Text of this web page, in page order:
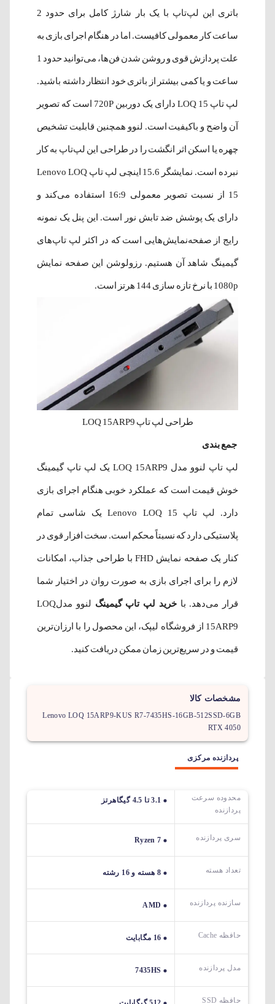
باتری این لپ‌تاپ با یک بار شارژ کامل برای حدود 2
ساعت کار معمولی کافیست. اما در هنگام اجرای بازی به
علت پردازش قوی و روشن شدن فن‌ها، می‌توانید حدود 1
ساعت و یا کمی بیشتر از باتری خود انتظار داشته باشید.
لپ تاپ LOQ 15 دارای یک دوربین 720P است که تصویر
آن واضح و باکیفیت است. لنوو همچنین قابلیت تشخیص
چهره یا اسکن اثر انگشت را در طراحی این لپ‌تاپ به کار
نبرده است. نمایشگر 15.6 اینچی لپ تاپ Lenovo LOQ
15 از نسبت تصویر معمولی 16:9 استفاده می‌کند و
دارای یک پوشش ضد تابش نور است. این پنل یک نمونه‌
رایج از صفحه‌نمایش‌هایی است که در اکثر لپ تاپ‌های
گیمینگ شاهد آن هستیم. رزولوشن این صفحه نمایش
1080p با نرخ تازه سازی 144 هرتز است.
طراحی لپ تاپ LOQ 15ARP9
جمع بندی
لپ تاپ لنوو مدل LOQ 15ARP9 یک لپ تاپ گیمینگ
خوش قیمت است که عملکرد خوبی هنگام اجرای بازی
دارد. لپ تاپ Lenovo LOQ 15 یک شاسی تمام
پلاستیکی دارد که نسبتاً محکم است. سخت افزار قوی در
کنار یک صفحه نمایش FHD با طراحی جذاب، امکانات
لازم را برای اجرای بازی به صورت روان در اختیار شما
قرار می‌دهد. باخرید لپ تاپ گیمینگ لنوو مدلLOQ
15ARP9 از فروشگاه لیپک، این محصول را با ارزان‌ترین
قیمت و در سریع‌ترین زمان ممکن دریافت کنید.
مشخصات کالا
Lenovo LOQ 15ARP9-KUS R7-7435HS-16GB-512SSD-6GB
RTX 4050
پردازنده مرکزی
محدوده سرعت
پردازنده
3.1 تا 4.5 گیگاهرتز
سری پردازنده Ryzen 7
تعداد هسته 8 هسته و 16 رشته
سازنده پردازنده AMD
حافظه Cache 16 مگابایت
مدل پردازنده 7435HS
حافظه SSD